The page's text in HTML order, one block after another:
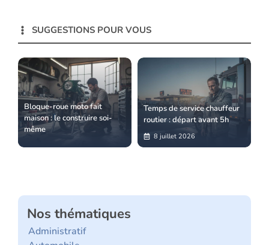
SUGGESTIONS POUR VOUS
Bloque-roue moto fait
maison : le construire soi-
même
Temps de service chauffeur
routier : départ avant 5h
8 juillet 2026
Nos thématiques
Administratif